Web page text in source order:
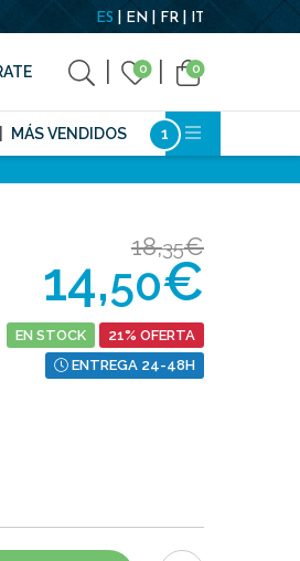
ES EN FR IT
0 0
MÁS VENDIDOS
18,35€
14,50€
EN STOCK
21% OFERTA
ENTREGA 24-48H